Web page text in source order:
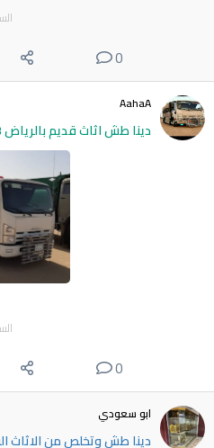
0
AahaA
دينا طش اثاث قديم بالرياض 0507236883
0
ابو سعودي